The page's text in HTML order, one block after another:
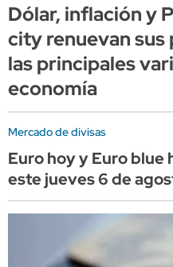
Dólar, inflación y
city renuevan
las principales
economía
Mercado de divisas
Euro hoy y Euro blue
este jueves 6 de